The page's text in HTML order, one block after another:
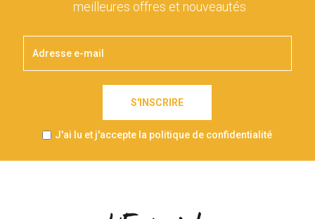
meilleures offres et nouveautés
S'INSCRIRE
J'ai lu et j'accepte la politique de confidentialité